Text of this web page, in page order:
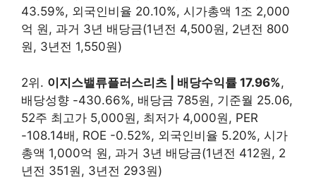
43.59%, 외국인비율 20.10%, 시가총액 1조 2,000
억 원, 과거 3년 배당금(1년전 4,500원, 2년전 800
원, 3년전 1,550원)
2위. 이지스밸류플러스리츠 | 배당수익률 17.96%,
배당성향 -430.66%, 배당금 785원, 기준월 25.06,
52주 최고가 5,000원, 최저가 4,000원, PER
-108.14배, ROE -0.52%, 외국인비율 5.20%, 시가
총액 1,000억 원, 과거 3년 배당금(1년전 412원, 2
년전 351원, 3년전 293원)